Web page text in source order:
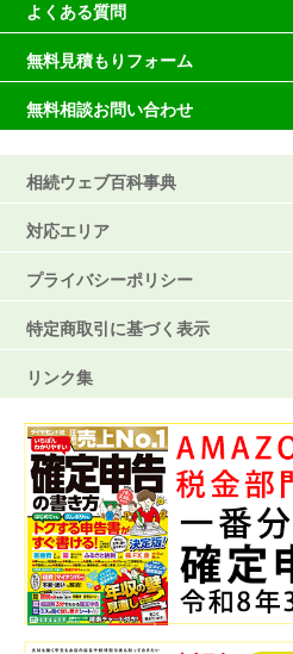
よくある質問
無料見積もりフォーム
無料相談お問い合わせ
相続ウェブ百科事典
対応エリア
プライバシーポリシー
特定商取引に基づく表示
リンク集